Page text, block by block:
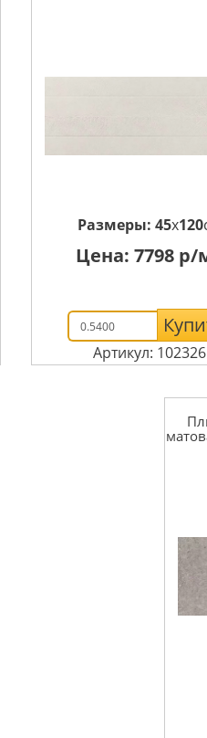
Размеры: 45x120
Цена: 7798р/
Артикул: 102326